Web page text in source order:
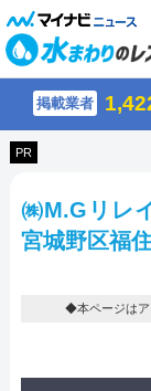
掲載業者
PR
㈱M.Gリレ
宮城野区福
◆本ページはア